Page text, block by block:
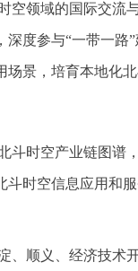
空领域的国际交流
度参与“一带一路
景，培育本地化
斗时空产业链图谱
斗时空信息应用和
、顺义、经济技术